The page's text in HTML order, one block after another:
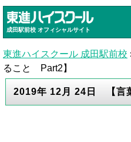
成田駅前校 オフィシャルサイト
東進ハイスクール 成田駅前校
ること Part2】
2019年 12月 24日 【言